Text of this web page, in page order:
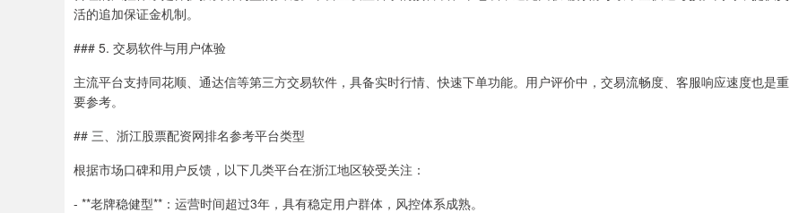
活的追加保证金机制。
### 5. 交易软件与用户体验
主流平台支持同花顺、通达信等第三方交易软件，具备实时行情、快速下单功能。用户评价中，交易流畅度、客服响应速度也是重
要参考。
## 三、浙江股票配资网排名参考平台类型
根据市场口碑和用户反馈，以下几类平台在浙江地区较受关注：
- **老牌稳健型**：运营时间超过3年，具有稳定用户群体，风控体系成熟。